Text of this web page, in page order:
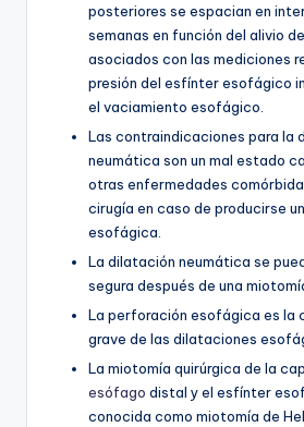
posteriores se espacian en
semanas en función del alivio
asociados con las mediciones
presión del esfínter esofágico
el vaciamiento esofágico.
Las contraindicaciones para la
neumática son un mal estado
otras enfermedades
cirugía en caso de producirse
esofágica.
La dilatación neumática se
segura después de una
La perforación esofágica es la
grave de las dilataciones
La miotomía quirúrgica de la
esófago distal y el esfínter
conocida como miotomía de